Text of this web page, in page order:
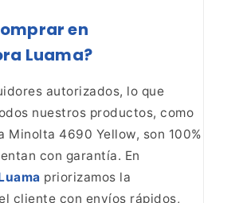
en
Luama?
autorizados, lo que
nuestros productos, como
Minolta 4690 Yellow, son 100%
con garantía. En
priorizamos la
cliente con envíos rápidos,